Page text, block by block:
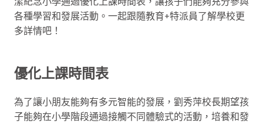
各種學習和發展活動。一起跟隨教育+特派員了解學校更
多詳情吧！
優化上課時間表
為了讓小朋友能夠有多元智能的發展，劉秀萍校長期望孩
子能夠在小學階段通過接觸不同體驗式的活動，培養和發